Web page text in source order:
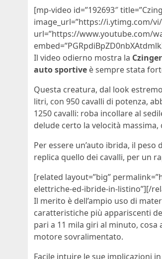
[mp-video id=”192693″
image_url=”https://i.ytimg.com/
url=”https://www.youtube.com/
Il video odierno mostra la
auto sportive è sempre stata
Questa creatura, dal look
litri, con 950 cavalli di potenza,
1250 cavalli: roba incollare al
delude certo la velocità
Per essere un’auto ibrida, il
replica quello dei cavalli, per un
[related layout=”big”
elettriche-ed-ibride-in-listino”][/
Il merito è dell’ampio uso di
caratteristiche più appariscenti
pari a 11 mila giri al minuto,
motore sovralimentato.
Facile intuire le sue implicazioni